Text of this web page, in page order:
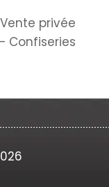
Vente privée
Confiseries